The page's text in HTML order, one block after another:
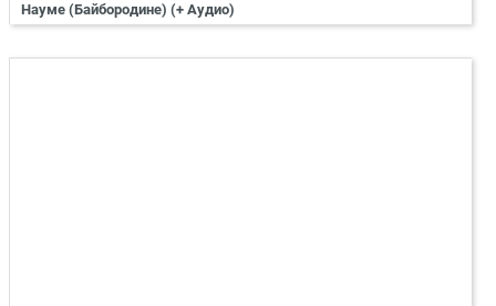
Науме (Байбородине) (+ Аудио)